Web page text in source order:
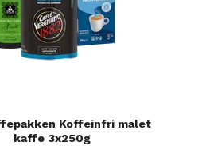
Koffeinfri malet
kaffe 3x250g